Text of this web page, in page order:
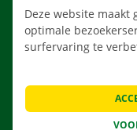
Deze website maakt
optimale
surfervaring te